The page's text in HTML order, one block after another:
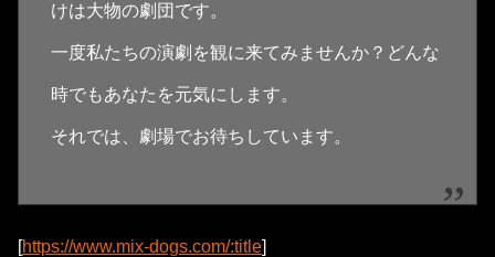
けは大物の劇団です。
一度私たちの演劇を観に来てみませんか？どんな
時でもあなたを元気にします。
それでは、劇場でお待ちしています。
[https://www.mix-dogs.com/:title]